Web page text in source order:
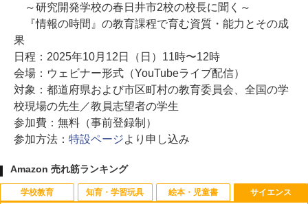
～研究開発学校の春日井市2校の校長に聞く～
『情報の時間』の教育課程で育む資質・能力とその成
果
日程：2025年10月12日（日）11時〜12時
会場：ウェビナー形式（YouTubeライブ配信）
対象：都道府県および市区町村の教育委員会、全国の学
校現場の先生／教員志望者の学生
参加費：無料（事前登録制）
参加方法： 特設ページより申し込み
Amazon 売れ筋ランキング
学校教育 知育・学習玩具 絵本・児童書 サイエンス